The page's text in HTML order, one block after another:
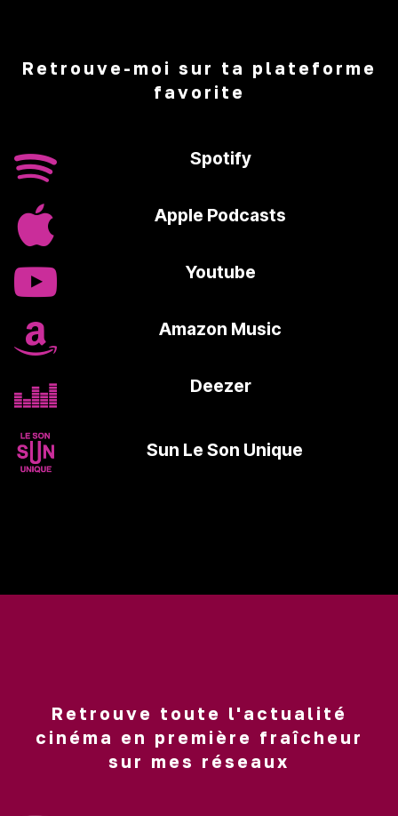
Retrouve-moi sur ta plateforme
favorite
Spotify
Apple Podcasts
Youtube
Amazon Music
Deezer
Sun Le Son Unique
Retrouve toute l'actualité
cinéma en première fraîcheur
sur mes réseaux